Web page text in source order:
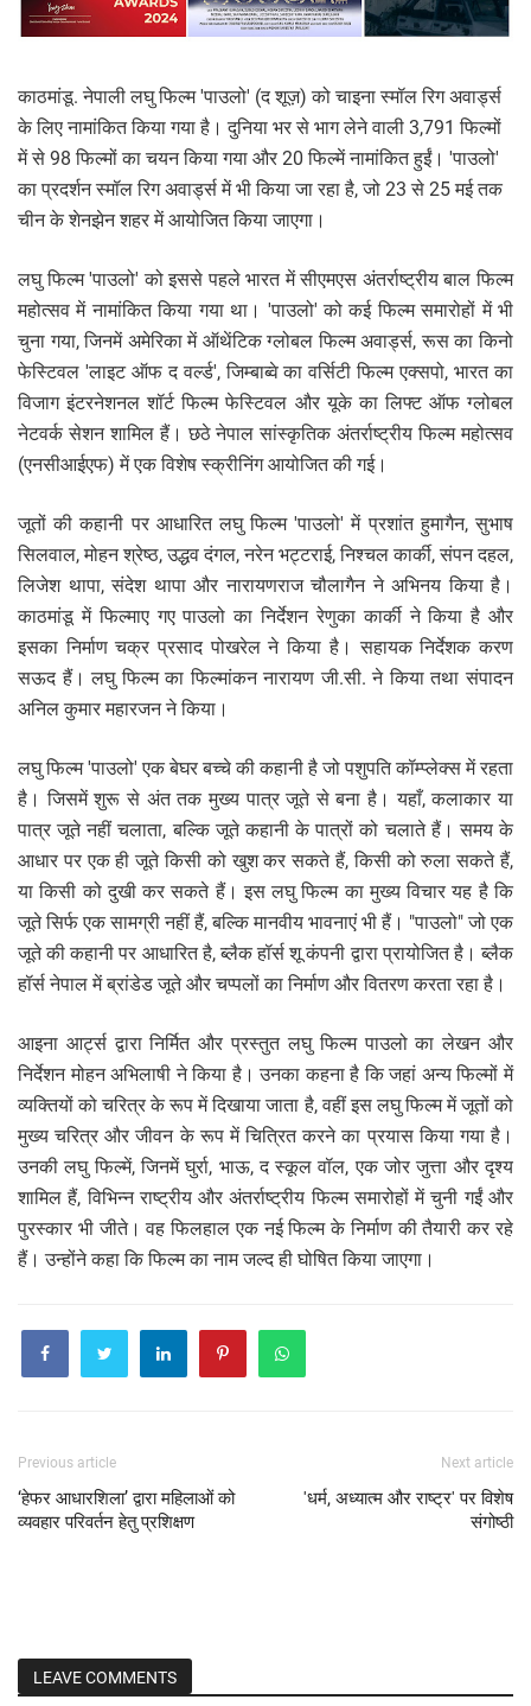
काठमांडू. नेपाली लघु फिल्म 'पाउलो' (द शूज़) को चाइना स्मॉल रिग अवार्ड्स
के लिए नामांकित किया गया है। दुनिया भर से भाग लेने वाली 3,791 फिल्मों
में से 98 फिल्मों का चयन किया गया और 20 फिल्में नामांकित हुईं। 'पाउलो'
का प्रदर्शन स्मॉल रिग अवार्ड्स में भी किया जा रहा है, जो 23 से 25 मई तक
चीन के शेनझेन शहर में आयोजित किया जाएगा।
लघु फिल्म 'पाउलो' को इससे पहले भारत में सीएमएस अंतर्राष्ट्रीय बाल फिल्म
महोत्सव में नामांकित किया गया था। 'पाउलो' को कई फिल्म समारोहों में भी
चुना गया, जिनमें अमेरिका में ऑथेंटिक ग्लोबल फिल्म अवार्ड्स, रूस का किनो
फेस्टिवल 'लाइट ऑफ द वर्ल्ड', जिम्बाब्वे का वर्सिटी फिल्म एक्सपो, भारत का
विजाग इंटरनेशनल शॉर्ट फिल्म फेस्टिवल और यूके का लिफ्ट ऑफ ग्लोबल
नेटवर्क सेशन शामिल हैं। छठे नेपाल सांस्कृतिक अंतर्राष्ट्रीय फिल्म महोत्सव
(एनसीआईएफ) में एक विशेष स्क्रीनिंग आयोजित की गई।
जूतों की कहानी पर आधारित लघु फिल्म 'पाउलो' में प्रशांत हुमागैन, सुभाष
सिलवाल, मोहन श्रेष्ठ, उद्धव दंगल, नरेन भट्टराई, निश्चल कार्की, संपन दहल,
लिजेश थापा, संदेश थापा और नारायणराज चौलागैन ने अभिनय किया है।
काठमांडू में फिल्माए गए पाउलो का निर्देशन रेणुका कार्की ने किया है और
इसका निर्माण चक्र प्रसाद पोखरेल ने किया है। सहायक निर्देशक करण
सऊद हैं। लघु फिल्म का फिल्मांकन नारायण जी.सी. ने किया तथा संपादन
अनिल कुमार महारजन ने किया।
लघु फिल्म 'पाउलो' एक बेघर बच्चे की कहानी है जो पशुपति कॉम्प्लेक्स में रहता
है। जिसमें शुरू से अंत तक मुख्य पात्र जूते से बना है। यहाँ, कलाकार या
पात्र जूते नहीं चलाता, बल्कि जूते कहानी के पात्रों को चलाते हैं। समय के
आधार पर एक ही जूते किसी को खुश कर सकते हैं, किसी को रुला सकते हैं,
या किसी को दुखी कर सकते हैं। इस लघु फिल्म का मुख्य विचार यह है कि
जूते सिर्फ एक सामग्री नहीं हैं, बल्कि मानवीय भावनाएं भी हैं। "पाउलो" जो एक
जूते की कहानी पर आधारित है, ब्लैक हॉर्स शू कंपनी द्वारा प्रायोजित है। ब्लैक
हॉर्स नेपाल में ब्रांडेड जूते और चप्पलों का निर्माण और वितरण करता रहा है।
आइना आर्ट्स द्वारा निर्मित और प्रस्तुत लघु फिल्म पाउलो का लेखन और
निर्देशन मोहन अभिलाषी ने किया है। उनका कहना है कि जहां अन्य फिल्मों में
व्यक्तियों को चरित्र के रूप में दिखाया जाता है, वहीं इस लघु फिल्म में जूतों को
मुख्य चरित्र और जीवन के रूप में चित्रित करने का प्रयास किया गया है।
उनकी लघु फिल्में, जिनमें घुर्रा, भाऊ, द स्कूल वॉल, एक जोर जुत्ता और दृश्य
शामिल हैं, विभिन्न राष्ट्रीय और अंतर्राष्ट्रीय फिल्म समारोहों में चुनी गईं और
पुरस्कार भी जीते। वह फिलहाल एक नई फिल्म के निर्माण की तैयारी कर रहे
हैं। उन्होंने कहा कि फिल्म का नाम जल्द ही घोषित किया जाएगा।
Previous article
‘हेफर आधारशिला’ द्वारा महिलाओं को
व्यवहार परिवर्तन हेतु प्रशिक्षण
Next article
'धर्म, अध्यात्म और राष्ट्र' पर विशेष
संगोष्ठी
LEAVE COMMENTS